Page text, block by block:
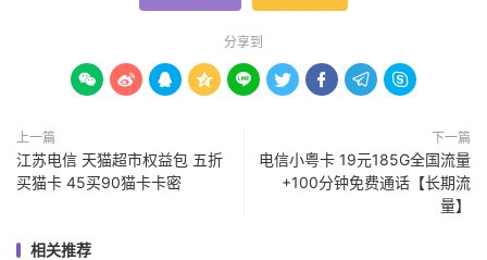
分享到
        
上一篇
江苏电信 天猫超市权益包 五折
买猫卡 45买90猫卡卡密
下一篇
电信小粤卡 19元185G全国流量
+100分钟免费通话【长期流
量】
相关推荐